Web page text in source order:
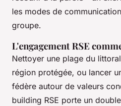
les modes de
groupe.
L'engagement RSE
Nettoyer une plage du
région protégée, ou lancer
fédère autour de valeurs
building RSE porte un